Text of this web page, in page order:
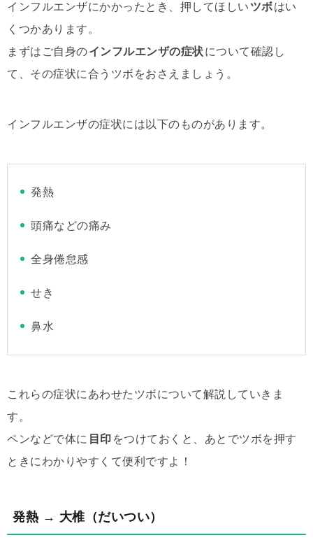
インフルエンザにかかったとき、押してほしい ツボはい
くつかあります。
まずはご自身のインフルエンザの症状について確認し
て、その症状に合うツボをおさえましょう。
インフルエンザの症状には以下のものがあります。
発熱
頭痛などの痛み
全身倦怠感
せき
鼻水
これらの症状にあわせたツボについて解説していきま
す。
ペンなどで体に 目印 をつけておくと、あとでツボを押す
ときにわかりやすくて便利ですよ！
発熱 → 大椎（だいつい）